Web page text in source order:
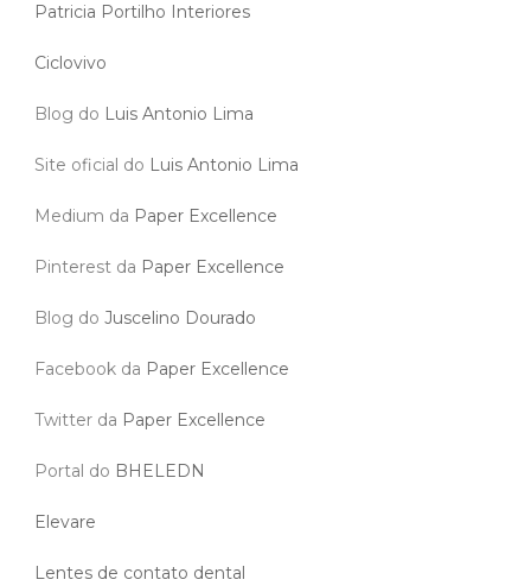
Patricia Portilho Interiores
Ciclovivo
Blog do Luis Antonio Lima
Site oficial do Luis Antonio Lima
Medium da Paper Excellence
Pinterest da Paper Excellence
Blog do Juscelino Dourado
Facebook da Paper Excellence
Twitter da Paper Excellence
Portal do BHELEDN
Elevare
Lentes de contato dental